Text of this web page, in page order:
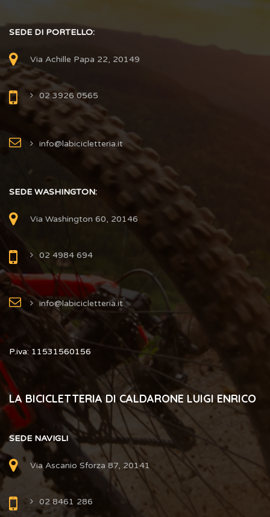
SEDE DI PORTELLO:
Via Achille Papa 22, 20149
02 3926 0565
info@labicicletteria.it
SEDE WASHINGTON:
Via Washington 60, 20146
02 4984 694
info@labicicletteria.it
P.iva: 11531560156
LA BICICLETTERIA DI CALDARONE LUIGI ENRICO
SEDE NAVIGLI
Via Ascanio Sforza 87, 20141
02 8461 286